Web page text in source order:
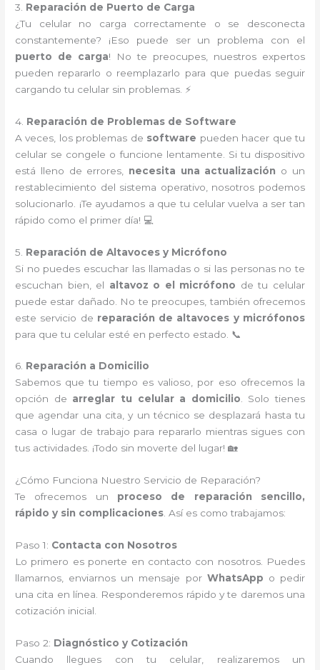
3. Reparación de Puerto de Carga
¿Tu celular no carga correctamente o se desconecta
constantemente? ¡Eso puede ser un problema con el
puerto de carga! No te preocupes, nuestros expertos
pueden repararlo o reemplazarlo para que puedas seguir
cargando tu celular sin problemas. ⚡
4. Reparación de Problemas de Software
A veces, los problemas de software pueden hacer que tu
celular se congele o funcione lentamente. Si tu dispositivo
está lleno de errores, necesita una actualización o un
restablecimiento del sistema operativo, nosotros podemos
solucionarlo. ¡Te ayudamos a que tu celular vuelva a ser tan
rápido como el primer día! 💻
5. Reparación de Altavoces y Micrófono
Si no puedes escuchar las llamadas o si las personas no te
escuchan bien, el altavoz o el micrófono de tu celular
puede estar dañado. No te preocupes, también ofrecemos
este servicio de reparación de altavoces y micrófonos
para que tu celular esté en perfecto estado. 📞
6. Reparación a Domicilio
Sabemos que tu tiempo es valioso, por eso ofrecemos la
opción de arreglar tu celular a domicilio. Solo tienes
que agendar una cita, y un técnico se desplazará hasta tu
casa o lugar de trabajo para repararlo mientras sigues con
tus actividades. ¡Todo sin moverte del lugar! 🏡
¿Cómo Funciona Nuestro Servicio de Reparación?
Te ofrecemos un proceso de reparación sencillo,
rápido y sin complicaciones. Así es como trabajamos:
Paso 1: Contacta con Nosotros
Lo primero es ponerte en contacto con nosotros. Puedes
llamarnos, enviarnos un mensaje por WhatsApp o pedir
una cita en línea. Responderemos rápido y te daremos una
cotización inicial.
Paso 2: Diagnóstico y Cotización
Cuando llegues con tu celular, realizaremos un